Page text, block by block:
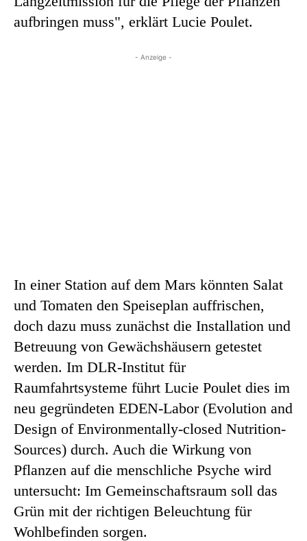
aufbringen muss", erklärt Lucie Poulet.
- Anzeige -
In einer Station auf dem Mars könnten Salat
und Tomaten den Speiseplan auffrischen,
doch dazu muss zunächst die Installation und
Betreuung von Gewächshäusern getestet
werden. Im DLR-Institut für
Raumfahrtsysteme führt Lucie Poulet dies im
neu gegründeten EDEN-Labor (Evolution and
Design of Environmentally-closed Nutrition-
Sources) durch. Auch die Wirkung von
Pflanzen auf die menschliche Psyche wird
untersucht: Im Gemeinschaftsraum soll das
Grün mit der richtigen Beleuchtung für
Wohlbefinden sorgen.